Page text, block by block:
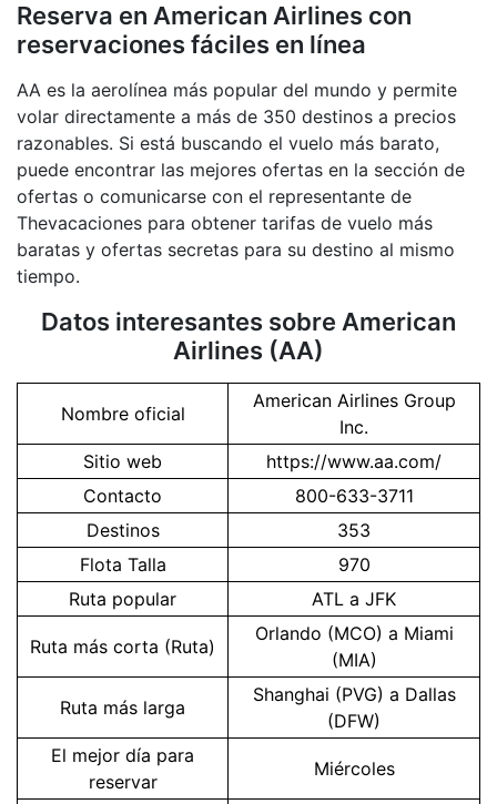
Reserva en American Airlines con
reservaciones fáciles en línea
AA es la aerolínea más popular del mundo y permite
volar directamente a más de 350 destinos a precios
razonables. Si está buscando el vuelo más barato,
puede encontrar las mejores ofertas en la sección de
ofertas o comunicarse con el representante de
Thevacaciones para obtener tarifas de vuelo más
baratas y ofertas secretas para su destino al mismo
tiempo.
Datos interesantes sobre American
Airlines (AA)
Nombre oficial
American Airlines Group
Inc.
Sitio web
https://www.aa.com/
Contacto
800-633-3711
Destinos
353
Flota Talla
970
Ruta popular
ATL a JFK
Ruta más corta (Ruta)
Orlando (MCO) a Miami
(MIA)
Ruta más larga
Shanghai (PVG) a Dallas
(DFW)
El mejor día para
reservar
Miércoles